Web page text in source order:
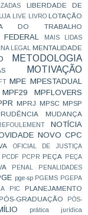
LIBERDADE DE
LIVE LIVRO LOTAÇÃO
DO TRABALHO
FEDERAL
MAIS LIDAS
LEGAL MENTALIDADE
METODOLOGIA
MOTIVAÇÃO
MPE MPESTADUAL
MPF29
MPFLOVERS
MPRJ MPSC MPSP
MUDANÇA
NOTÍCIA
NOVO CPC
OFICIAL DE JUSTIÇA
PCDF PCPR PEÇA
PEÇA
PENAL PENALIDADES
pge-sp PGEMS PGEPA
PIC PLANEJAMENTO
GRADUAÇÃO
PÓS-
prática jurídica